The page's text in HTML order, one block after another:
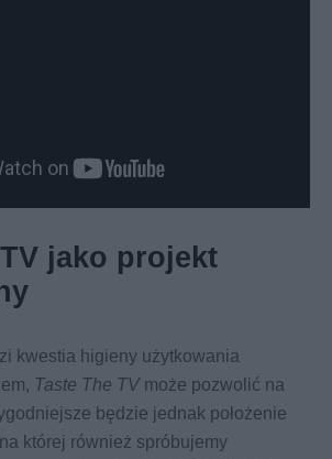
jako projekt
kwestia higieny użytkowania
Taste The TVmoże pozwolić na
będzie jednak położenie
której również spróbujemy